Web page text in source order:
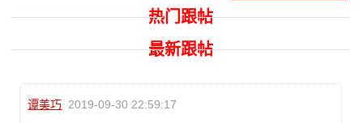
热门跟帖
最新跟帖
谭美巧 2019-09-30 22:59:17